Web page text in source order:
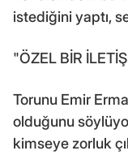
istediğini yaptı,
"ÖZEL BİR
Torunu Emir
olduğunu
kimseye zorluk